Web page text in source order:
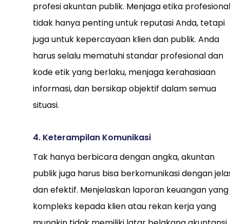
profesi akuntan publik. Menjaga etika profesional
tidak hanya penting untuk reputasi Anda, tetapi
juga untuk kepercayaan klien dan publik. Anda
harus selalu mematuhi standar profesional dan
kode etik yang berlaku, menjaga kerahasiaan
informasi, dan bersikap objektif dalam semua
situasi.
4. Keterampilan Komunikasi
Tak hanya berbicara dengan angka, akuntan
publik juga harus bisa berkomunikasi dengan
dan efektif. Menjelaskan laporan keuangan yang
kompleks kepada klien atau rekan kerja yang